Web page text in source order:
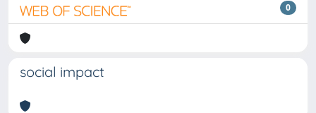
0
social impact